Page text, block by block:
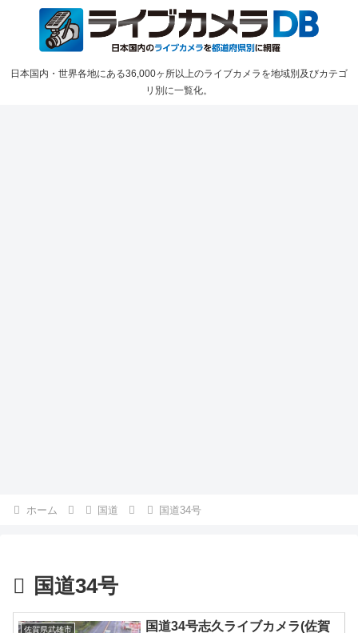
日本国内・世界各地にある36,000ヶ所以上のライブカメラを地域別及びカテゴ
リ別に一覧化。
ホーム 国道 国道34号
国道34号
佐賀県武雄市
国道34号志久ライブカメラ(佐賀